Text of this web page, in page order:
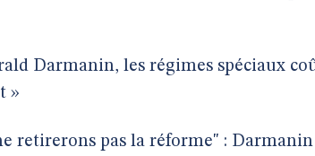
Darmanin, les régimes spéciaux
»
retirerons pas la réforme" :